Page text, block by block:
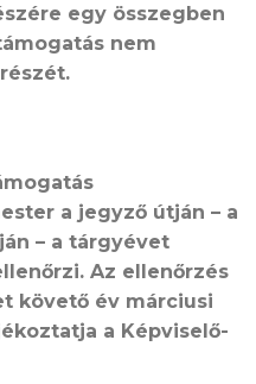
egy összegben
nem
a jegyző útján – a
– a tárgyévet
Az ellenőrzés
követő év márciusi
a Képviselő-